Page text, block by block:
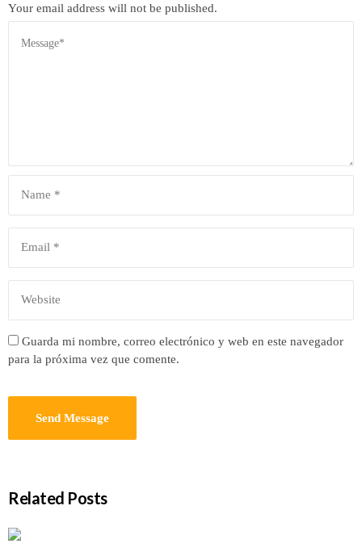
Your email address will not be published.
Guarda mi nombre, correo electrónico y web en este navegador
para la próxima vez que comente.
Related Posts